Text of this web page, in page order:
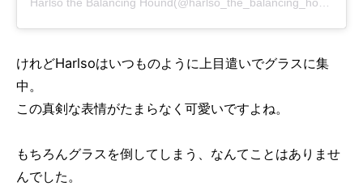
けれどHarlsoはいつものように上目遣いでグラスに集
中。
この真剣な表情がたまらなく可愛いですよね。
もちろんグラスを倒してしまう、なんてことはありませ
んでした。